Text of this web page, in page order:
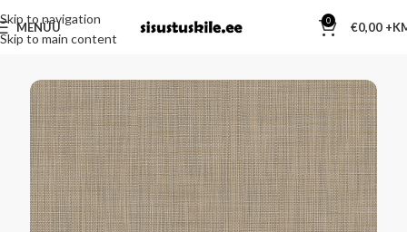
Skip to navigation
Skip to main content
MENÜÜ 0 €0,00